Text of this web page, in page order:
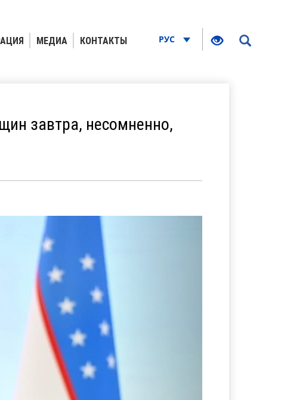
МЕДИА КОНТАКТЫ РУС
завтра, несомненно,